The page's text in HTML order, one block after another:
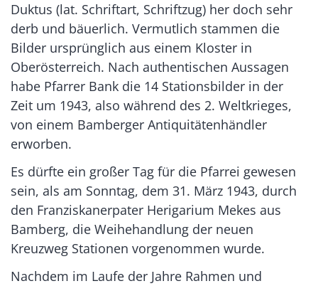
Duktus (lat. Schriftart, Schriftzug) her doch sehr
derb und bäuerlich. Vermutlich stammen die
Bilder ursprünglich aus einem Kloster in
Oberösterreich. Nach authentischen Aussagen
habe Pfarrer Bank die 14 Stationsbilder in der
Zeit um 1943, also während des 2. Weltkrieges,
von einem Bamberger Antiquitätenhändler
erworben.
Es dürfte ein großer Tag für die Pfarrei gewesen
sein, als am Sonntag, dem 31. März 1943, durch
den Franziskanerpater Herigarium Mekes aus
Bamberg, die Weihehandlung der neuen
Kreuzweg Stationen vorgenommen wurde.
Nachdem im Laufe der Jahre Rahmen und